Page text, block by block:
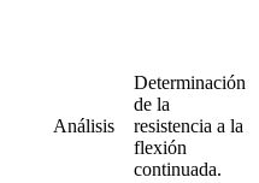
Análisis
Determinación
de la
resistencia a la
flexión
continuada.